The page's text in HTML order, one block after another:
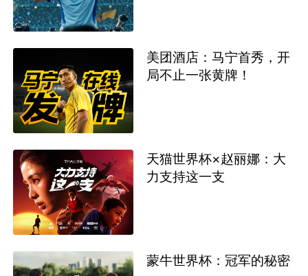
美团酒店：马宁首秀，开
局不止一张黄牌！
天猫世界杯×赵丽娜：大
力支持这一支
蒙牛世界杯：冠军的秘密